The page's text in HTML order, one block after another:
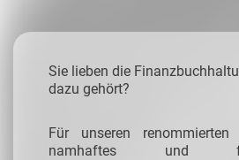
Sie lieben die
dazu gehört?
Für unseren
namhaftes und